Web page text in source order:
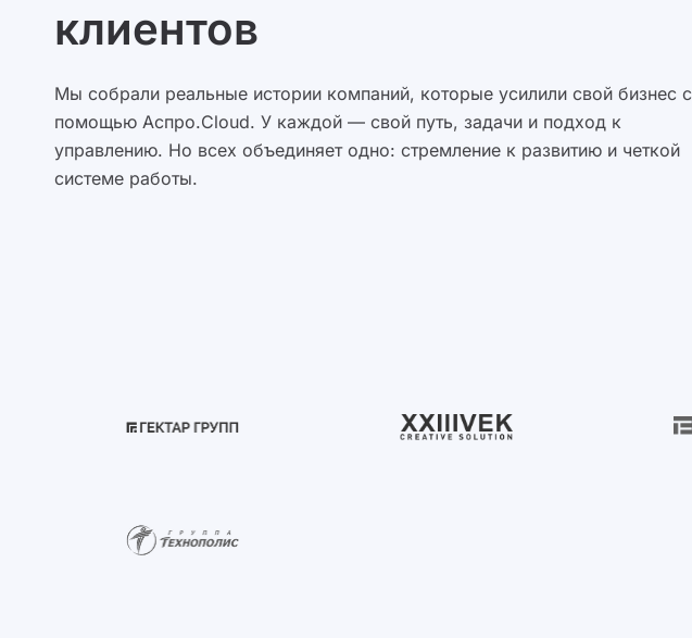
клиентов
Мы собрали реальные истории компаний, которые усилили свой бизнес с
помощью Аспро.Cloud. У каждой — свой путь, задачи и подход к
управлению. Но всех объединяет одно: стремление к развитию и четкой
системе работы.